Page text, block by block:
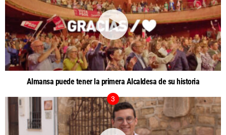
Almansa puede tener la primera Alcaldesa de su historia